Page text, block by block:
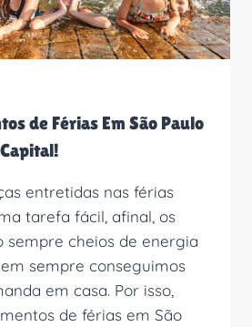
de Férias Em São Paulo
entretidas nas férias
tarefa fácil, afinal, os
sempre cheios de energia
sempre conseguimos
em casa. Por isso,
de férias em São